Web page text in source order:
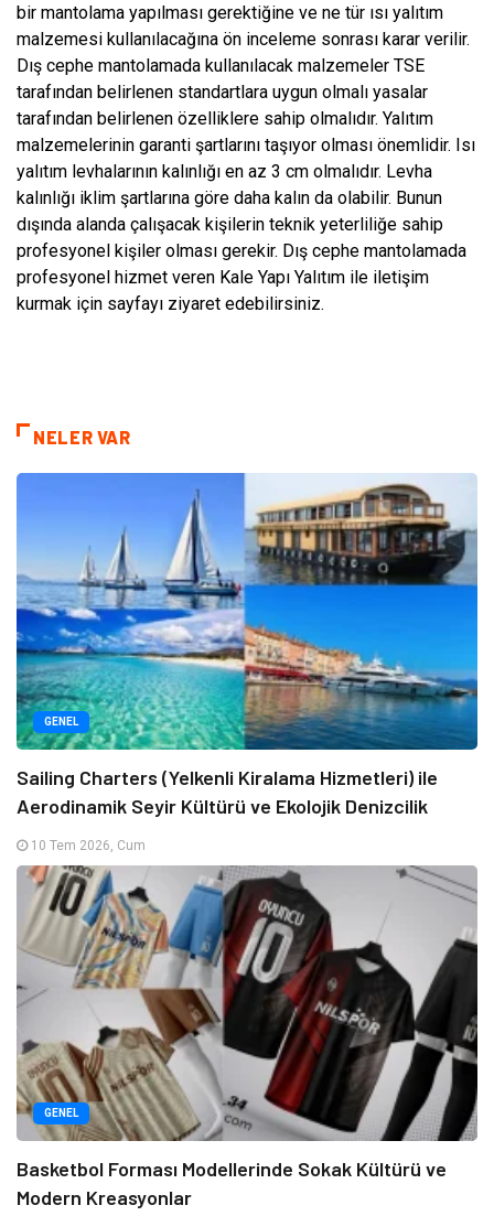
bir mantolama yapılması gerektiğine ve ne tür ısı yalıtım
malzemesi kullanılacağına ön inceleme sonrası karar verilir.
Dış cephe mantolamada kullanılacak malzemeler TSE
tarafından belirlenen standartlara uygun olmalı yasalar
tarafından belirlenen özelliklere sahip olmalıdır. Yalıtım
malzemelerinin garanti şartlarını taşıyor olması önemlidir. Isı
yalıtım levhalarının kalınlığı en az 3 cm olmalıdır. Levha
kalınlığı iklim şartlarına göre daha kalın da olabilir. Bunun
dışında alanda çalışacak kişilerin teknik yeterliliğe sahip
profesyonel kişiler olması gerekir. Dış cephe mantolamada
profesyonel hizmet veren Kale Yapı Yalıtım ile iletişim
kurmak için sayfayı ziyaret edebilirsiniz.
NELER VAR
GENEL
Sailing Charters (Yelkenli Kiralama Hizmetleri) ile
Aerodinamik Seyir Kültürü ve Ekolojik Denizcilik
10 Tem 2026, Cum
GENEL
Basketbol Forması Modellerinde Sokak Kültürü ve
Modern Kreasyonlar